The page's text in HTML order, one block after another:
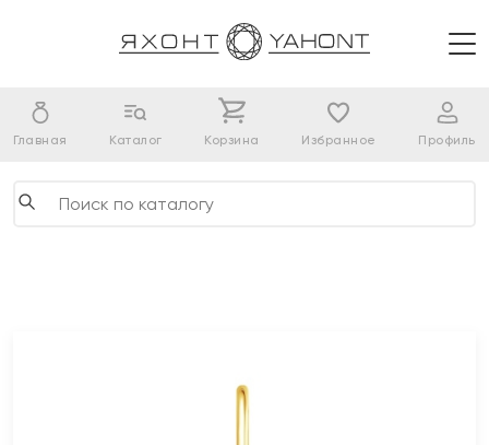
Главная Каталог Корзина Избранное Профиль